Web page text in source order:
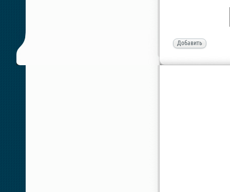
Добавить